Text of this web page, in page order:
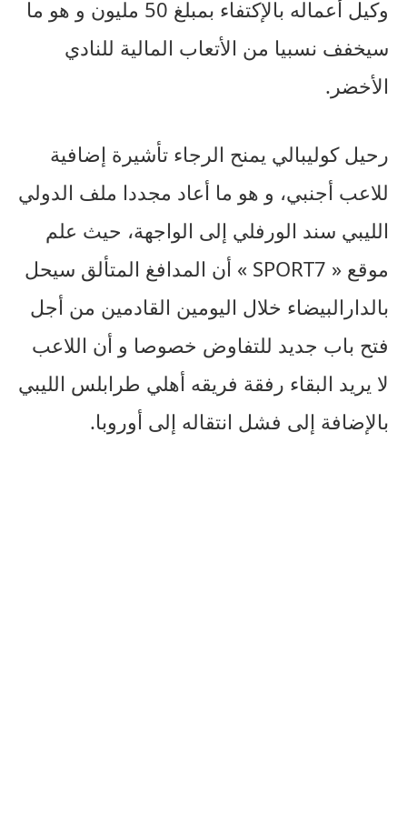
وكيل أعماله بالإكتفاء بمبلغ 50 مليون و هو ما
سيخفف نسبيا من الأتعاب المالية للنادي
الأخضر.
رحيل كوليبالي يمنح الرجاء تأشيرة إضافية
للاعب أجنبي، و هو ما أعاد مجددا ملف الدولي
الليبي سند الورفلي إلى الواجهة، حيث علم
موقع « SPORT7 » أن المدافغ المتألق سيحل
بالدارالبيضاء خلال اليومين القادمين من أجل
فتح باب جديد للتفاوض خصوصا و أن اللاعب
لا يريد البقاء رفقة فريقه أهلي طرابلس الليبي
بالإضافة إلى فشل انتقاله إلى أوروبا.